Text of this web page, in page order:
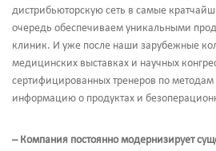
дистрибьюторскую сеть в самые
очередь обеспечиваем уникальными
клиник. И уже после наши зарубежные
медицинских выставках и научных
сертифицированных тренеров по
информацию о продуктах и
– Компания постоянно модернизирует